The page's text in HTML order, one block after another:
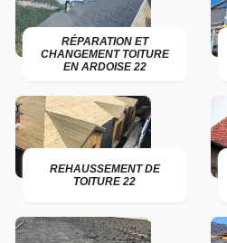
RÉPARATION ET
CHANGEMENT TOITURE
EN ARDOISE 22
REHAUSSEMENT DE
TOITURE 22